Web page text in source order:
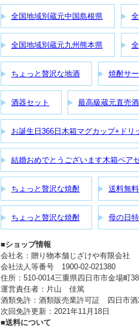
全国地域別蔵元中国島根県
全国地域別蔵元九州熊本県
ちょっと贅沢な地酒 焼酎サ
酒器セット 最高級蔵元直売
お誕生日366日木箱マグカップ+ドリ
結婚おめでとうございます木箱ペア
ちょっと贅沢な焼酎 送料無
ちょっと贅沢な焼酎 母の日
■ショップ情報
会社名：贈り物本舗じざけや有限会社
会社法人等番号 1900-02-021380
住所：510-0014三重県四日市市金場町
運営責任者：片山 佳篤
酒類免許：酒類販売業許可証 四日市酒
次回免許更新：2021年11月18日
■送料について